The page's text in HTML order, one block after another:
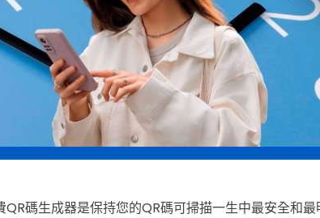
碼生成器是保持您的QR碼可掃描一生中最安全和